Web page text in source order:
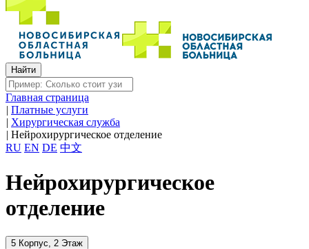
Главная страница
| Платные услуги
| Хирургическая служба
| Нейрохирургическое отделение
RU EN DE 中文
Нейрохирургическое
отделение
5 Корпус, 2 Этаж